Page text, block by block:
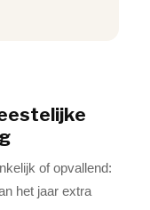
of opvallend:
het jaar extra